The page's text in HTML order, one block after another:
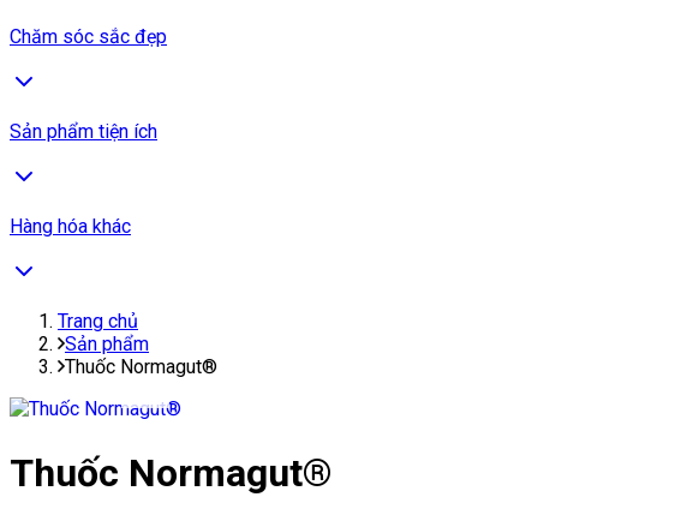
Chăm sóc sắc đẹp
Sản phẩm tiện ích
Hàng hóa khác
Trang chủ
Sản phẩm
Thuốc Normagut®
Thuốc Normagut®